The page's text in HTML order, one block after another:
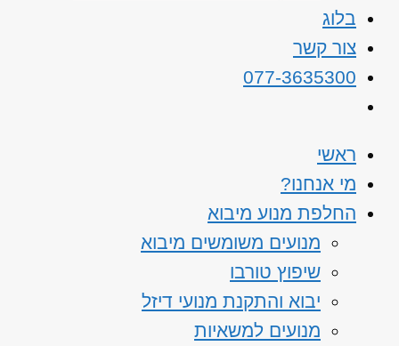
בלוג
צור קשר
077-3635300
ראשי
מי אנחנו?
החלפת מנוע מיבוא
מנועים משומשים מיבוא
שיפוץ טורבו
יבוא והתקנת מנועי דיזל
מנועים למשאיות